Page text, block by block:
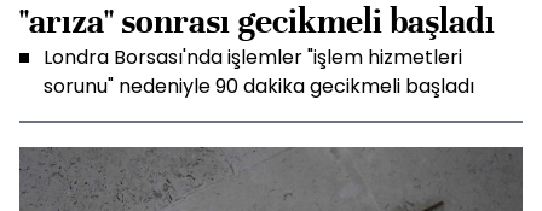
"arıza" sonrası gecikmeli başladı
Londra Borsası'nda işlemler "işlem hizmetleri
sorunu" nedeniyle 90 dakika gecikmeli başladı